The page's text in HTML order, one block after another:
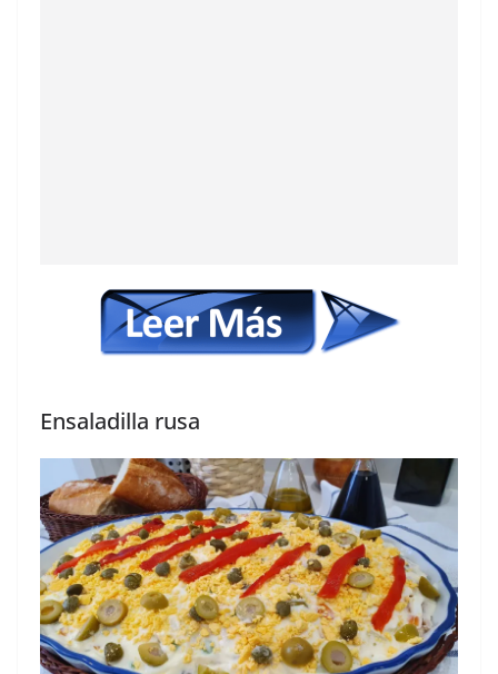
Ensaladilla rusa